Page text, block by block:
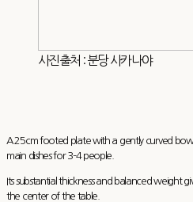
사진출처 : 분당 사카나야
A 25cm footed plate with a gently curved
main dishes for 3–4 people.
Its substantial thickness and balanced weight
the center of the table.